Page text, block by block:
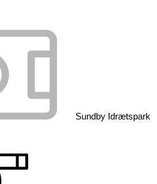
Sundby Idrætspark